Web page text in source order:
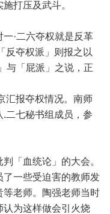
打压及武斗。
一·二六夺权就是反革
反夺权派」则报之以
与「屁派」之说，正
汇报夺权情况。南师
.二七秘书组成员，参
「血统论」的大会。
一些受迫害的教师发
老师。陶强老师当时
认为这样做会引火烧